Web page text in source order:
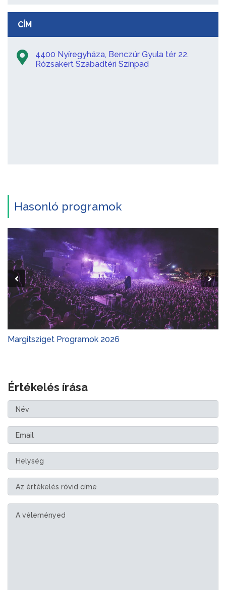
CÍM
4400 Nyíregyháza, Benczúr Gyula tér 22.
Rózsakert Szabadtéri Színpad
Hasonló programok
Margitsziget Programok 2026
Értékelés írása